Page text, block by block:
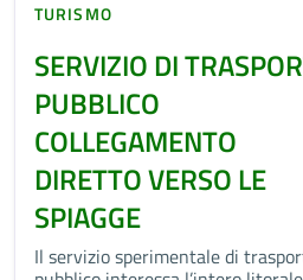
TURISMO
SERVIZIO DI
PUBBLICO
COLLEGAMENTO
DIRETTO VERSO LE
SPIAGGE
Il servizio sperimentale di